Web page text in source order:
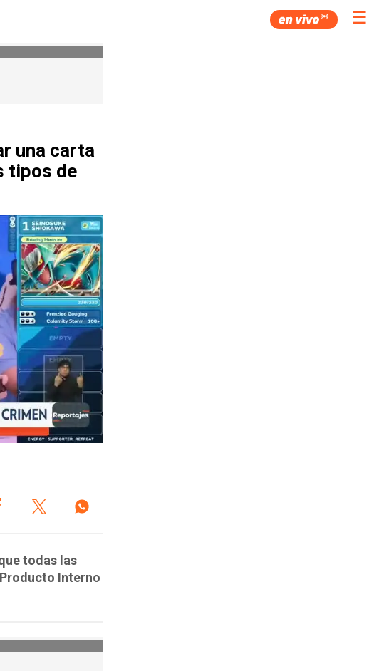
☰
una carta
tipos de
todas las
Interno